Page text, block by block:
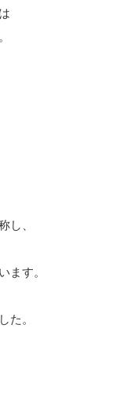
し、
ます。
た。